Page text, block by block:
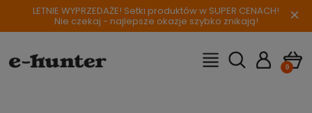
LETNIE WYPRZEDAŻE! Setki produktów w SUPER CENACH!
Nie czekaj - najlepsze okazje szybko znikają! ×